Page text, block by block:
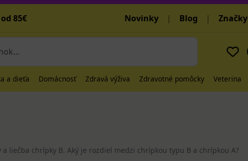
85€ Novinky | Blog | Značky
a dieťa Domácnosť Zdravá výživa Zdravotné pomôcky Veterina
liečba chrípky B. Aký je rozdiel medzi chrípkou typu B a chrípkou A?